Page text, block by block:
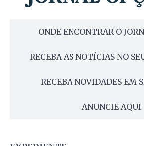
ONDE ENCONTRAR O
RECEBA AS NOTÍCIAS NO
RECEBA NOVIDADES EM
ANUNCIE AQUI